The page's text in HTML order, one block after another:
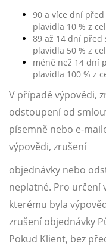
90 a více dní
plavidla 10 % z
89 až 14 dní
plavidla 50 % z
méně než 14 dní
plavidla 100 % z
V případě výpovědi,
odstoupení od
písemně nebo e-
výpovědi, zrušení
objednávky nebo
neplatné. Pro určení
kterému byla
zrušení objednávky
Pokud Klient, bez